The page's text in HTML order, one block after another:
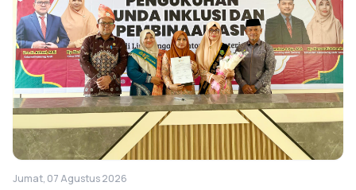
Jumat, 07 Agustus 2026